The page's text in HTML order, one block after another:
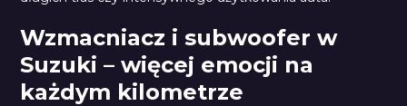
Wzmacniacz i subwoofer w
Suzuki – więcej emocji na
każdym kilometrze